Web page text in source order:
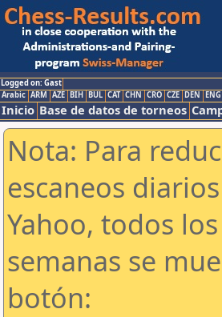
Logged on: Gast
Arabic ARM AZE BIH BUL CAT CHN CRO CZE DEN ENG
Inicio Base de datos de torneos
Nota: Para
escaneos
Yahoo, todos
semanas se
botón: